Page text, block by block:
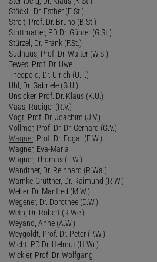
Stöckli, Dr. Esther (E.St.)
Streit, Prof. Dr. Bruno (B.St.)
Strittmatter, PD Dr. Günter (G.St.)
Stürzel, Dr. Frank (F.St.)
Sudhaus, Prof. Dr. Walter (W.S.)
Tewes, Prof. Dr. Uwe
Theopold, Dr. Ulrich (U.T.)
Uhl, Dr. Gabriele (G.U.)
Unsicker, Prof. Dr. Klaus (K.U.)
Vaas, Rüdiger (R.V.)
Vogt, Prof. Dr. Joachim (J.V.)
Vollmer, Prof. Dr. Dr. Gerhard (G.V.)
Wagner, Prof. Dr. Edgar (E.W.)
Wagner, Eva-Maria
Wagner, Thomas (T.W.)
Wandtner, Dr. Reinhard (R.Wa.)
Warnke-Grüttner, Dr. Raimund (R.W.)
Weber, Dr. Manfred (M.W.)
Wegener, Dr. Dorothee (D.W.)
Weth, Dr. Robert (R.We.)
Weyand, Anne (A.W.)
Weygoldt, Prof. Dr. Peter (P.W.)
Wicht, PD Dr. Helmut (H.Wi.)
Wickler, Prof. Dr. Wolfgang